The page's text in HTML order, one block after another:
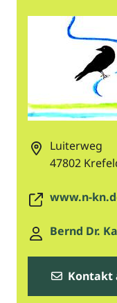
Luiterweg
47802
www.n-
Bernd Dr.
Kontakt